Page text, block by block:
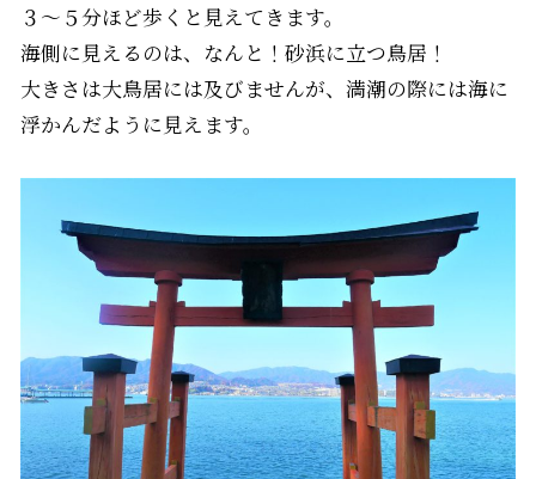
３～５分ほど歩くと見えてきます。
海側に見えるのは、なんと！砂浜に立つ鳥居！
大きさは大鳥居には及びませんが、満潮の際には海に
浮かんだように見えます。